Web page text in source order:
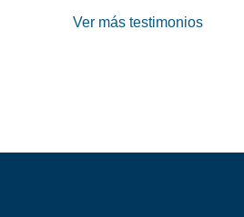
Ver más testimonios